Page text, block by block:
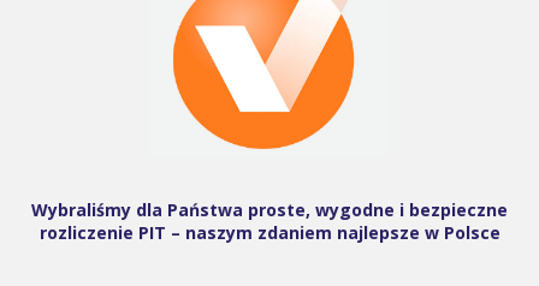
Wybraliśmy dla Państwa proste, wygodne i bezpieczne
rozliczenie PIT – naszym zdaniem najlepsze w Polsce